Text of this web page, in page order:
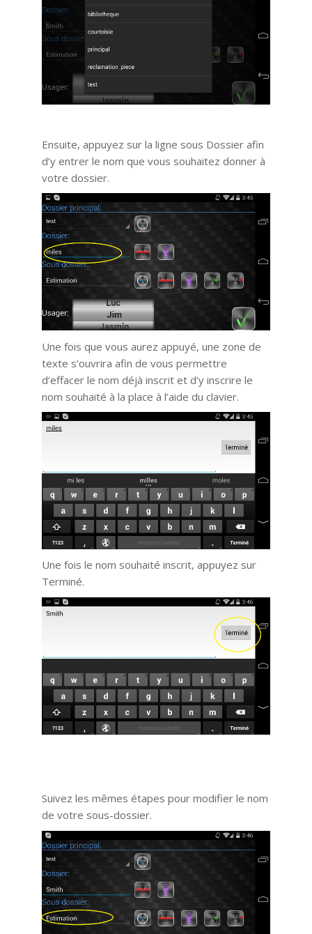
Ensuite, appuyez sur la ligne sous Dossier afin
d’y entrer le nom que vous souhaitez donner à
votre dossier.
Une fois que vous aurez appuyé, une zone de
texte s’ouvrira afin de vous permettre
d’effacer le nom déjà inscrit et d’y inscrire le
nom souhaité à la place à l’aide du clavier.
Une fois le nom souhaité inscrit, appuyez sur
Terminé.
Suivez les mêmes étapes pour modifier le nom
de votre sous-dossier.